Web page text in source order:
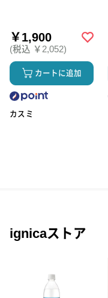
￥1,900
(税込 ￥2,052)
カートに追加
カスミ
ignicaストア